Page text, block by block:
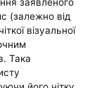
(залежно від
візуальної
Така